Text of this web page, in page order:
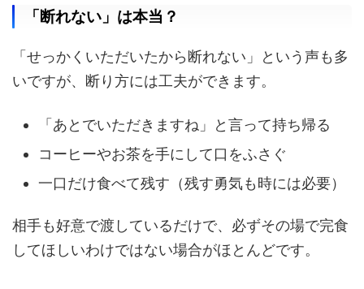
「断れない」は本当？
「せっかくいただいたから断れない」という声も多
いですが、断り方には工夫ができます。
「あとでいただきますね」と言って持ち帰る
コーヒーやお茶を手にして口をふさぐ
一口だけ食べて残す（残す勇気も時には必要）
相手も好意で渡しているだけで、必ずその場で完食
してほしいわけではない場合がほとんどです。